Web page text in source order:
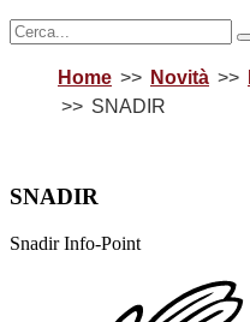
Home Novità
SNADIR
SNADIR
Snadir Info-Point